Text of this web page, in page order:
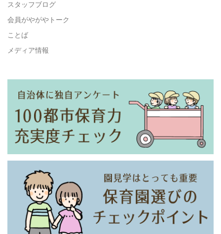
スタッフブログ
会員がやがやトーク
ことば
メディア情報